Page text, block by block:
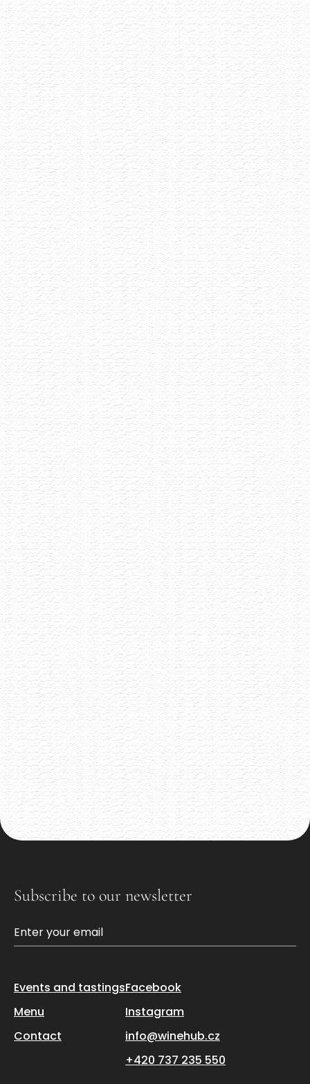
Akce již proběhla
Degustace šumivých vín
13.7.2026
Šumivé víno má mnoho tváří a my Vás zveme,
abyste s námi ochutnali 8 unikátních kousků
vyselektovaných napříč Evropou.
Akce již proběhla
Vinařství Ilias
8.6.2026
Malé rodinné vynařství z Pavlova
Akce již proběhla
Porta Bohemica
25.5.2026
Naturální vinařství z Velkých Žernosek
Subscribe to our newsletter
Events and tastings
Menu
Contact
Facebook
Instagram
info@winehub.cz
+420 737 235 550